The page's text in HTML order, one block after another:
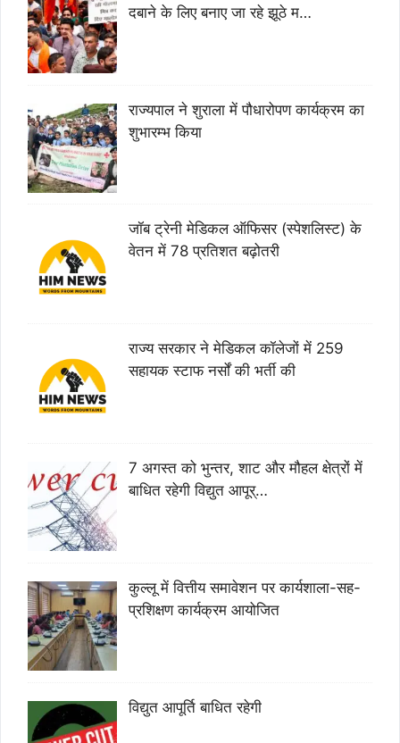
दबाने के लिए बनाए जा रहे झूठे म…
राज्यपाल ने शुराला में पौधारोपण कार्यक्रम का
शुभारम्भ किया
जॉब ट्रेनी मेडिकल ऑफिसर (स्पेशलिस्ट) के
वेतन में 78 प्रतिशत बढ़ोतरी
राज्य सरकार ने मेडिकल कॉलेजों में 259
सहायक स्टाफ नर्सों की भर्ती की
7 अगस्त को भुन्तर, शाट और मौहल क्षेत्रों में
बाधित रहेगी विद्युत आपूर्…
कुल्लू में वित्तीय समावेशन पर कार्यशाला-सह-
प्रशिक्षण कार्यक्रम आयोजित
विद्युत आपूर्ति बाधित रहेगी